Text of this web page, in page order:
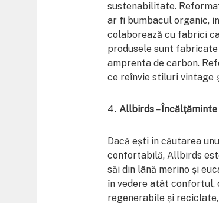
sustenabilitate.
ar fi bumbacul organic,
colaborează cu fabrici
produsele sunt
amprenta de carbon.
ce reînvie stiluri vintage
Allbirds –
Dacă ești în căutarea
confortabilă, Allbirds
săi din lână merino și
în vedere atât confortul,
regenerabile și